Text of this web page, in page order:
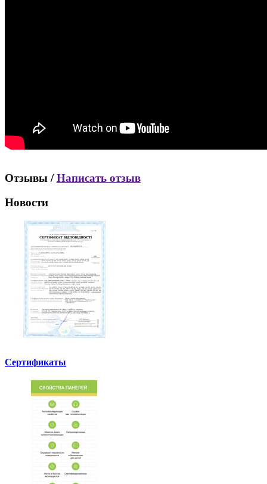
Отзывы /Написать отзыв
Новости
Сертификаты